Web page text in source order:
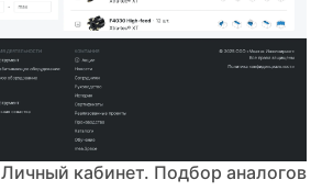
Личный кабинет. Подбор аналогов